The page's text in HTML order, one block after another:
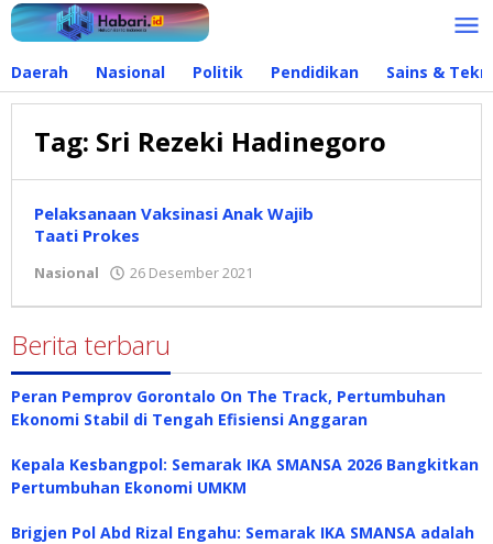
Lewati
ke
Daerah Nasional Politik Pendidikan Sains &
Tag: Sri Rezeki Hadinegoro
Pelaksanaan Vaksinasi Anak Wajib
Taati Prokes
Nasional 26 Desember 2021
Mokambu
Berita terbaru
Peran Pemprov Gorontalo On The Track, Pertumbuhan
Ekonomi Stabil di Tengah Efisiensi Anggaran
Kepala Kesbangpol: Semarak IKA SMANSA 2026 Bangkitkan
Pertumbuhan Ekonomi UMKM
Brigjen Pol Abd Rizal Engahu: Semarak IKA SMANSA adalah